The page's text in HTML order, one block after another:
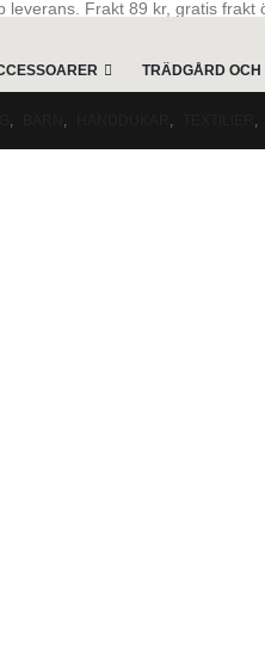
leverans. Frakt 89 kr, gratis frakt
TRÄDGÅRD OCH
, , , ,